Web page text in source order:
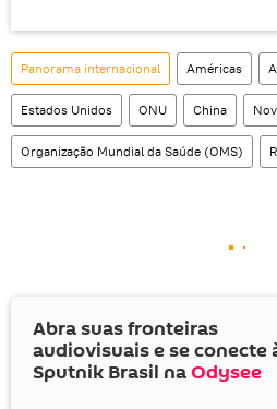
Panorama internacional Américas
Estados Unidos ONU China
Organização Mundial da Saúde (OMS)
Abra suas fronteiras
audiovisuais e se conecte
Sputnik Brasil naOdysee